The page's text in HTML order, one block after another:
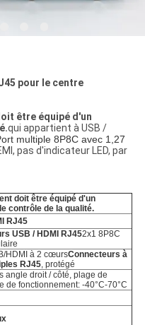
pour le centre
être équipé d'un
qui appartient à USB /
multiple 8P8C avec 1,27
pas d'indicateur LED, par
doit être équipé d'un
contrôle de la qualité.
RJ45
USB / HDMI RJ452x1 8P8C
HDMI à 2 cœursConnecteurs à
RJ45, protégé
angle droit / côté, plage de
de fonctionnement: -40°C-70°C